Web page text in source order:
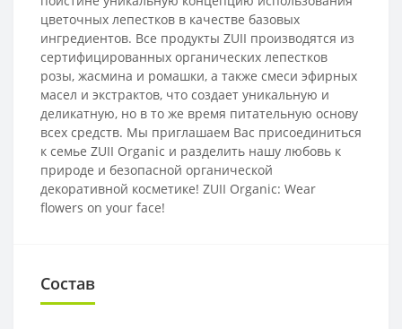
цветочных лепестков в качестве базовых
ингредиентов. Все продукты ZUII производятся из
сертифицированных органических лепестков
розы, жасмина и ромашки, а также смеси эфирных
масел и экстрактов, что создает уникальную и
деликатную, но в то же время питательную основу
всех средств. Мы приглашаем Вас присоединиться
к семье ZUII Organic и разделить нашу любовь к
природе и безопасной органической
декоративной косметике! ZUII Organic: Wear
flowers on your face!
Состав